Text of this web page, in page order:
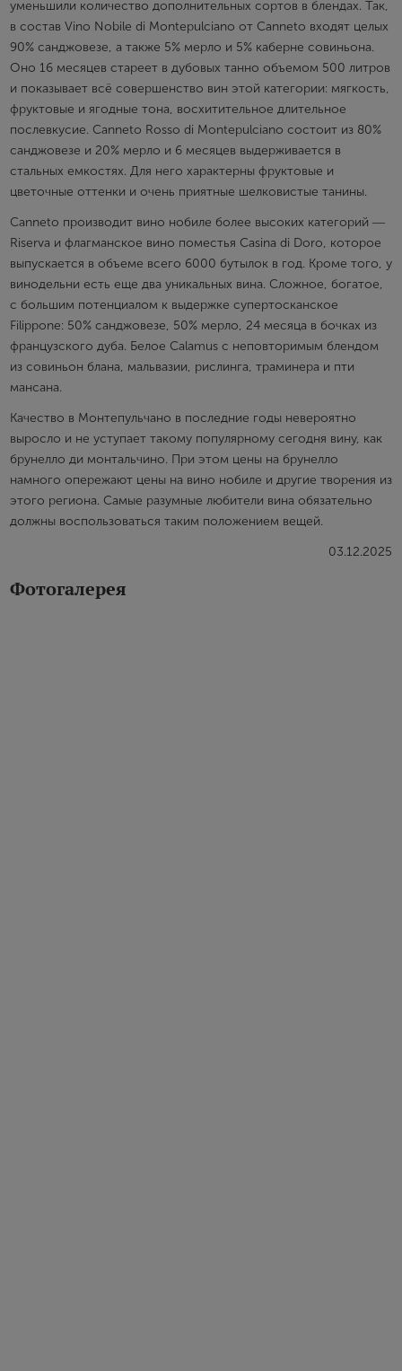
уменьшили количество дополнительных сортов в блендах. Так,
в состав Vino Nobile di Montepulciano от Canneto входят целых
90% санджовезе, а также 5% мерло и 5% каберне совиньона.
Оно 16 месяцев стареет в дубовых танно объемом 500 литров
и показывает всё совершенство вин этой категории: мягкость,
фруктовые и ягодные тона, восхитительное длительное
послевкусие. Canneto Rosso di Montepulciano состоит из 80%
санджовезе и 20% мерло и 6 месяцев выдерживается в
стальных емкостях. Для него характерны фруктовые и
цветочные оттенки и очень приятные шелковистые танины.
Canneto производит вино нобиле более высоких категорий ―
Riserva и флагманское вино поместья Casina di Doro, которое
выпускается в объеме всего 6000 бутылок в год. Кроме того, у
винодельни есть еще два уникальных вина. Сложное, богатое,
с большим потенциалом к выдержке супертосканское
Filippone: 50% санджовезе, 50% мерло, 24 месяца в бочках из
французского дуба. Белое Calamus с неповторимым блендом
из совиньон блана, мальвазии, рислинга, траминера и пти
мансана.
Качество в Монтепульчано в последние годы невероятно
выросло и не уступает такому популярному сегодня вину, как
брунелло ди монтальчино. При этом цены на брунелло
намного опережают цены на вино нобиле и другие творения из
этого региона. Самые разумные любители вина обязательно
должны воспользоваться таким положением вещей.
03.12.2025
Фотогалерея
Пароль
Зарегистрироваться
Я согласен с условиями пользовательского
соглашения
Я хочу получать инфромацию об акциях и купоны со